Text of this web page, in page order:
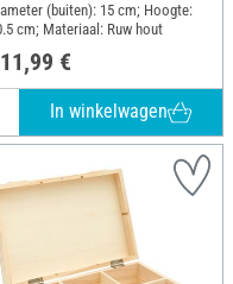
(buiten): 15 cm; Hoogte:
cm; Materiaal: Ruw hout
11,99 €
In winkelwagen